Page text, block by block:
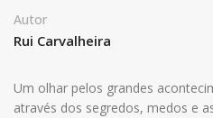
Autor
Rui Carvalheira
Um olhar pelos grandes
através dos segredos, medos e